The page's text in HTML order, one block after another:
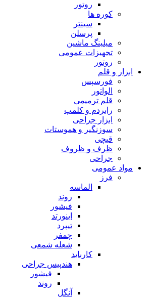
روتور
کوره ها
سینتر
پرسلن
میلینگ ماشین
تجهیزات عمومی
روتور
ابزار و قلم
فورسپس
الواتور
قلم ترمیمی
رابردم و کلمپ
ابزار جراحی
سوزنگیر و هموستات
قیچی
ظرف و ظروف
جراحی
مواد عمومی
فرز
الماسه
روند
فیشور
اینورتد
تیپرد
چمفر
شعله شمعی
کارباید
هندپیس جراحی
فیشور
روند
آنگل